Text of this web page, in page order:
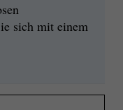
sich mit einem